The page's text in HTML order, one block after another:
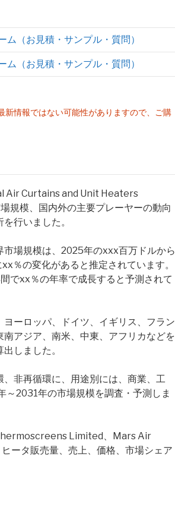
ム（お見積・サンプル・質問）
ム（お見積・サンプル・質問）
情報ではない可能性がありますので、ご購
Air Curtains and Unit Heaters
規模、国内外の主要プレーヤーの動向
行いました。
場規模は、2025年のxxx百万ドルから
％の変化があると推定されています。
でxx％の年率で成長すると予測されて
ーロッパ、ドイツ、イギリス、フラン
アジア、南米、中東、アフリカなどを
しました。
非再循環に、用途別には、商業、工
2031年の市場規模を調査・予測しま
Limited、Mars Air
ータ販売量、売上、価格、市場シェア